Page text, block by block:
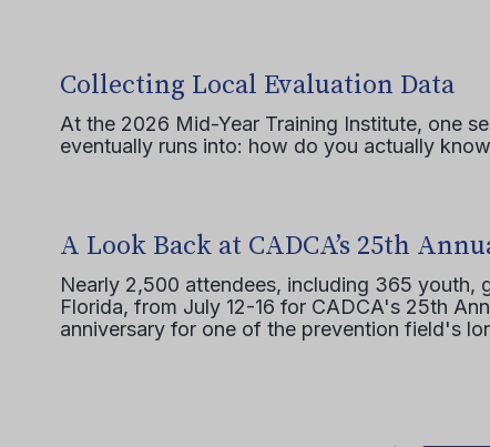
Collecting Local Evaluation Data
At the 2026 Mid-Year Training Institute, one
eventually runs into: how do you actually
A Look Back at CADCA’s 25th
Nearly 2,500 attendees, including 365 youth,
Florida, from July 12-16 for CADCA's 25th
anniversary for one of the prevention field's